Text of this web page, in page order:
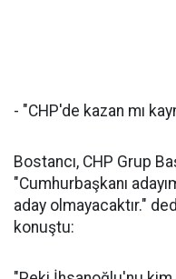
- "CHP'de kazan mı
Bostancı, CHP Grup
"Cumhurbaşkanı
aday olmayacaktır."
konuştu: